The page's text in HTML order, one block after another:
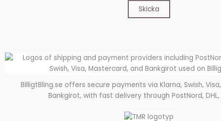
BilligtBling.se offers secure payments via Klarna, Swish,
Bankgirot, with fast delivery through PostNord, DHL,